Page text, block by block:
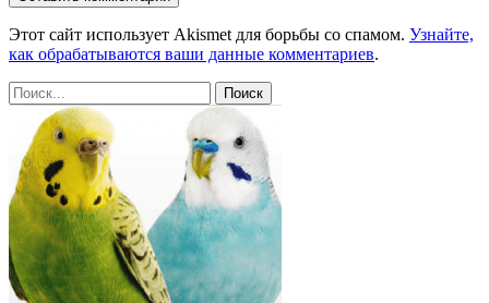
Этот сайт использует Akismet для борьбы со спамом. Узнайте,
как обрабатываются ваши данные комментариев.